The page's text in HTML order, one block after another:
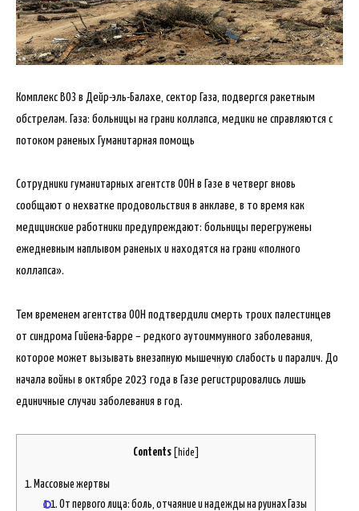
Комплекс ВОЗ в Дейр-эль-Балахе, сектор Газа, подвергся ракетным
обстрелам. Газа: больницы на грани коллапса, медики не справляются с
потоком раненых Гуманитарная помощь
Сотрудники гуманитарных агентств ООН в Газе в четверг вновь
сообщают о нехватке продовольствия в анклаве, в то время как
медицинские работники предупреждают: больницы перегружены
ежедневным наплывом раненых и находятся на грани «полного
коллапса».
Тем временем агентства ООН подтвердили смерть троих палестинцев
от синдрома Гийена-Барре – редкого аутоиммунного заболевания,
которое может вызывать внезапную мышечную слабость и паралич. До
начала войны в октябре 2023 года в Газе регистрировались лишь
единичные случаи заболевания в год.
Contents hide
1. Массовые жертвы
1.1. От первого лица: боль, отчаяние и надежды на руинах Газы